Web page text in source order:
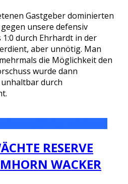
Gastgeber dominierten
unsere defensiv
1:0 durch Ehrhardt in der
aber unnötig. Man
die Möglichkeit den
wurde dann
durch
RESERVE
WACKER